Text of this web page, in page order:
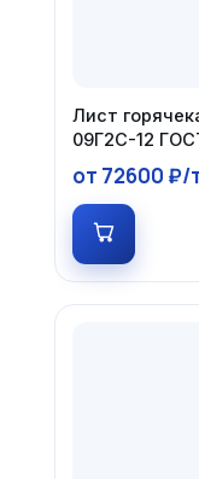
Лист
09Г2С-12
от 72600 ₽/